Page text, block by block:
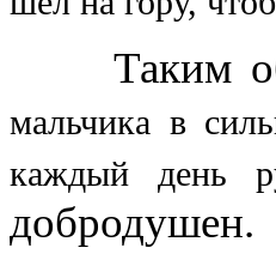
Таким
мальчика в
каждый день
добродушен.